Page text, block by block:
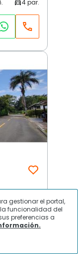
gestionar el portal,
funcionalidad del
preferencias a